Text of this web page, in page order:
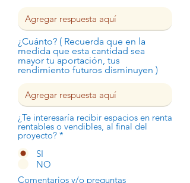
¿Cuánto? ( Recuerda que en la
medida que esta cantidad sea
mayor tu aportación, tus
rendimiento futuros disminuyen )
¿Te interesaría recibir espacios en renta
rentables o vendibles, al final del
proyecto? *
SI
NO
Comentarios y/o preguntas